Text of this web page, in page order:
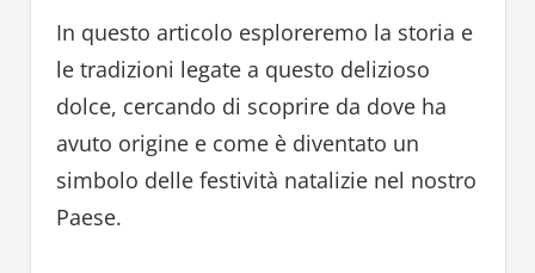
In questo articolo esploreremo la storia e
le tradizioni legate a questo delizioso
dolce, cercando di scoprire da dove ha
avuto origine e come è diventato un
simbolo delle festività natalizie nel nostro
Paese.